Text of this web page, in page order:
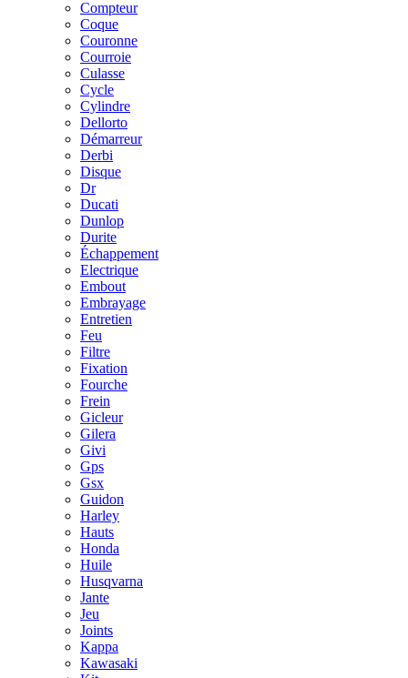
Compteur
Coque
Couronne
Courroie
Culasse
Cycle
Cylindre
Dellorto
Démarreur
Derbi
Disque
Dr
Ducati
Dunlop
Durite
Échappement
Electrique
Embout
Embrayage
Entretien
Feu
Filtre
Fixation
Fourche
Frein
Gicleur
Gilera
Givi
Gps
Gsx
Guidon
Harley
Hauts
Honda
Huile
Husqvarna
Jante
Jeu
Joints
Kappa
Kawasaki